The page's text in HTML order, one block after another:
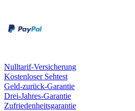
Nulltarif-Versicherung
Kostenloser Sehtest
Geld-zurück-Garantie
Drei-Jahres-Garantie
Zufriedenheitsgarantie